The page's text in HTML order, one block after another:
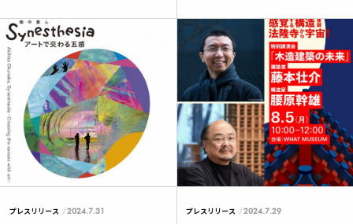
プレスリリース 2024.7.31 プレスリリース 2024.7.29